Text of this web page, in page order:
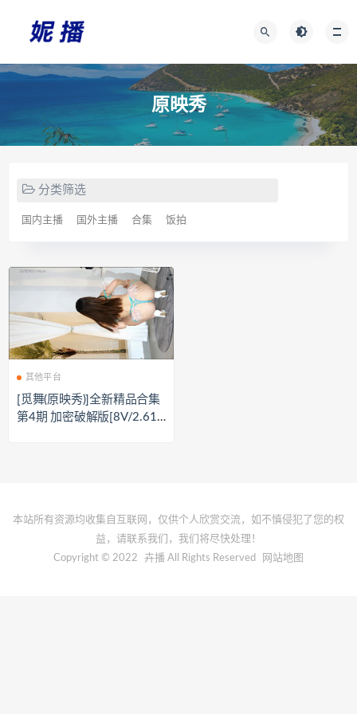
原映秀
分类筛选
国内主播 国外主播 合集 饭拍
其他平台
[觅舞(原映秀)]全新精品合集
第4期 加密破解版[8V/2.61
本站所有资源均收集自互联网，仅供个人欣赏交流，如不慎侵犯了您的权
益，请联系我们，我们将尽快处理！
Copyright © 2022
卉播 All Rights Reserved 网站地图